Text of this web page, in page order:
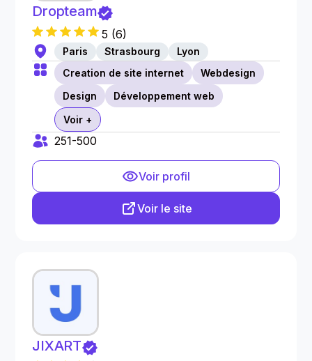
Dropteam
5 (6)
Paris Strasbourg
Lyon
Creation de site internet
Webdesign
Design
Développement web
Voir +
251-500
Voir profil
Voir le site
JIXART